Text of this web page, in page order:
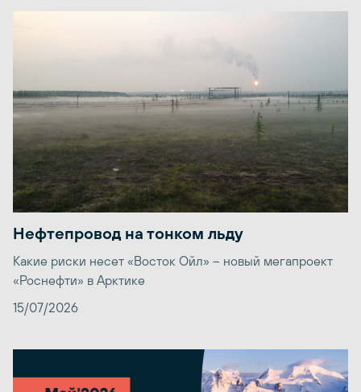
Нефтепровод на тонком льду
Какие риски несет «Восток Ойл» – новый мегапроект
«Роснефти» в Арктике
15/07/2026